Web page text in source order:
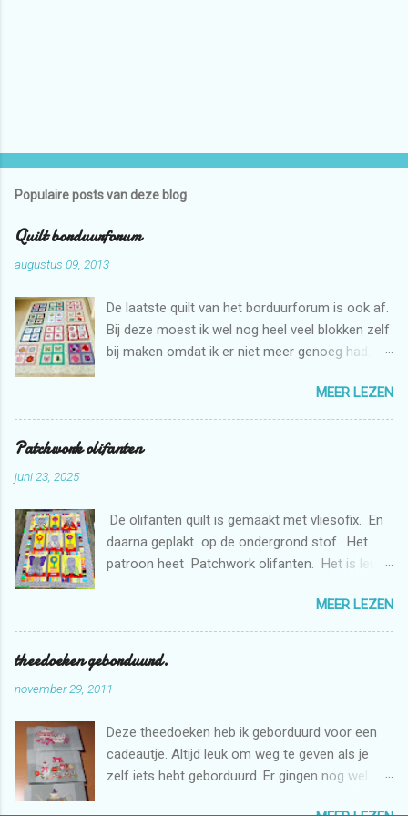
Populaire posts van deze blog
Quilt borduurforum
augustus 09, 2013
De laatste quilt van het borduurforum is ook af.
Bij deze moest ik wel nog heel veel blokken zelf
bij maken omdat ik er niet meer genoeg had.
borduren met de borduurmachine. Deze quilt is
weer bestemd voor de stichting Verdanda.
MEER LEZEN
Patchwork olifanten
juni 23, 2025
De olifanten quilt is gemaakt met vliesofix. En
daarna geplakt op de ondergrond stof. Het
patroon heet Patchwork olifanten. Het is leuk
de borduurmachine. De quilt is doorgequilt uit
de vrije hand met de naaimachine. En
gedeeltelijk met rulers.
MEER LEZEN
theedoeken geborduurd.
november 29, 2011
Deze theedoeken heb ik geborduurd voor een
cadeautje. Altijd leuk om weg te geven als je
zelf iets hebt geborduurd. Er gingen nog wel